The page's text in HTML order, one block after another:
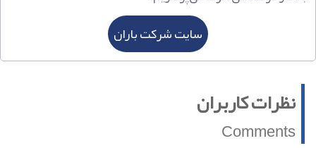
سایت شرکت باران
نظرات کاربران
Comments